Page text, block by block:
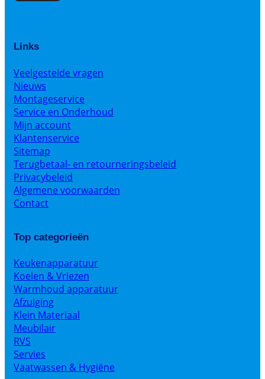
Links
Veelgestelde vragen
Nieuws
Montageservice
Service en Onderhoud
Mijn account
Klantenservice
Sitemap
Terugbetaal- en retourneringsbeleid
Privacybeleid
Algemene voorwaarden
Contact
Top categorieën
Keukenapparatuur
Koelen & Vriezen
Warmhoud apparatuur
Afzuiging
Klein Materiaal
Meubilair
RVS
Servies
Vaatwassen & Hygiëne